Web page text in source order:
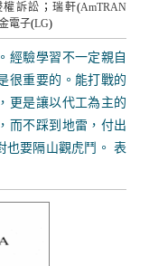
權訴訟 ； 瑞軒(AmTRAN
電子(LG)
經驗學習不一定親自
很重要的。能打戰的
更是讓以代工為主的
而不踩到地雷，付出
也要隔山觀虎鬥。 表